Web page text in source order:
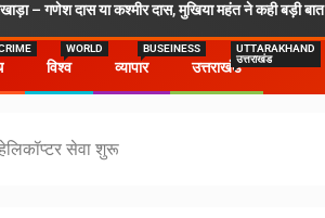
– गणेश दास या कश्मीर दास, मुखिया महंत ने कही बड़ी बात
विश्व
WORLD
व्यापार
BUSEINESS
उत्तराखंड
UTTARAKHAND
उत्तराखंड
सेवा शुरू